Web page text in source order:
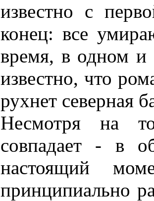
известно с
конец: все
время, в одном
известно, что
рухнет северная
Несмотря на
совпадает - в
настоящий
принципиально